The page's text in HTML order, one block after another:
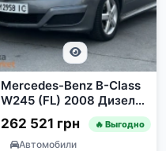
Mercedes-Benz B-Class
W245 (FL) 2008 Дизель
2.0 Автомат Передний
привод Серый
262 521 грн 🔥 Выгодно
Автомобили